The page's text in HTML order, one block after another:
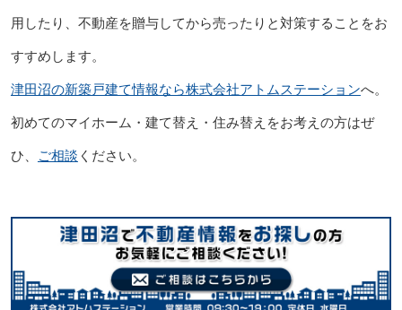
用したり、不動産を贈与してから売ったりと対策することをお
すすめします。
津田沼の新築戸建て情報なら株式会社アトムステーションへ。
初めてのマイホーム・建て替え・住み替えをお考えの方はぜ
ひ、 ご相談 ください。